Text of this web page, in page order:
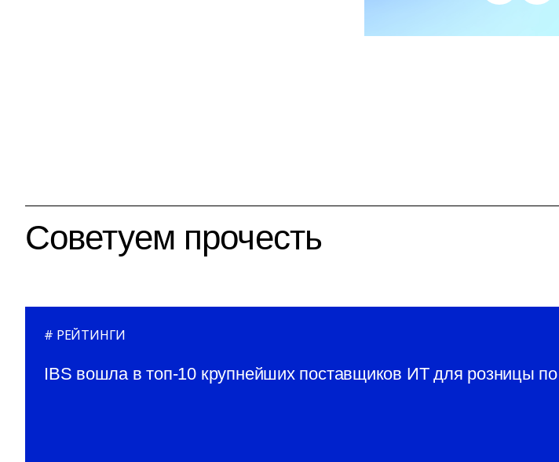
Советуем прочесть
РЕЙТИНГИ
IBS вошла в топ-10 крупнейших поставщиков ИТ для розницы